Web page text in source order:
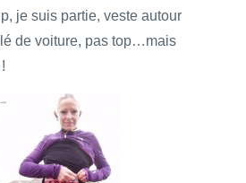
je suis partie, veste autour
de voiture, pas top…mais